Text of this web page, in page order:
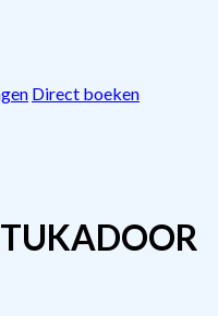
Direct boeken